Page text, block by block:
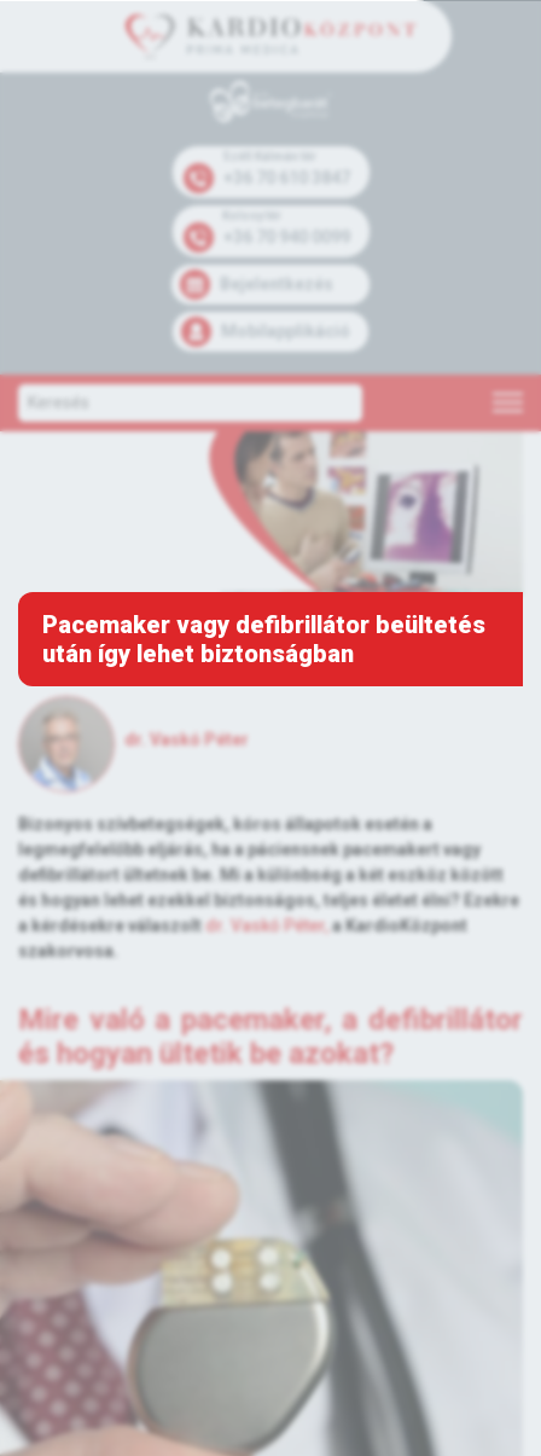
Bejelentkezés
Mobilapplikáció
Pacemaker vagy defibrillátor beültetés
után így lehet biztonságban
dr. Vaskó Péter
Bizonyos szívbetegségek, kóros állapotok esetén a
legmegfelelőbb eljárás, ha a páciensnek pacemakert vagy
defibrillátort ültetnek be. Mi a különbség a két eszköz között
és hogyan lehet ezekkel biztonságos, teljes életet élni? Ezekre
a kérdésekre válaszolt dr. Vaskó Péter, a KardioKözpont
szakorvosa.
Mire való a pacemaker, a defibrillátor
és hogyan ültetik be azokat?